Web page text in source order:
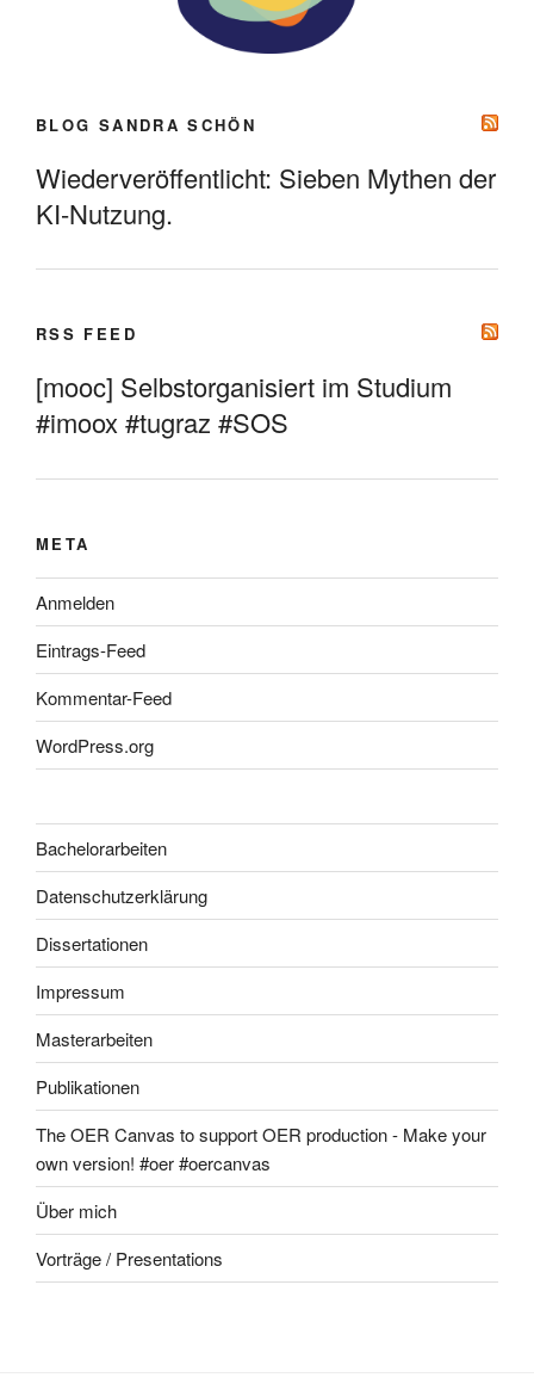
BLOG SANDRA SCHÖN
Wiederveröffentlicht: Sieben Mythen der
KI-Nutzung.
RSS FEED
[mooc] Selbstorganisiert im Studium
#imoox #tugraz #SOS
META
Anmelden
Eintrags-Feed
Kommentar-Feed
WordPress.org
Bachelorarbeiten
Datenschutzerklärung
Dissertationen
Impressum
Masterarbeiten
Publikationen
The OER Canvas to support OER production - Make your
own version! #oer #oercanvas
Über mich
Vorträge / Presentations